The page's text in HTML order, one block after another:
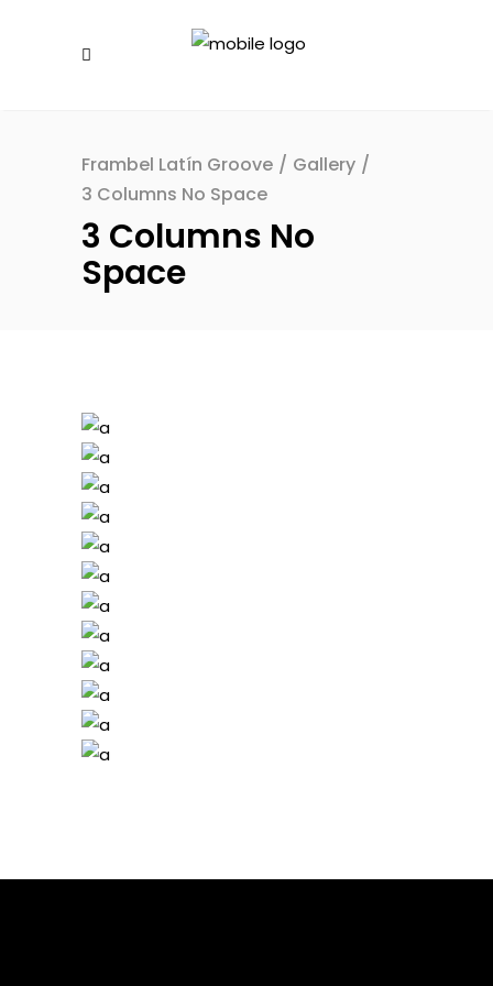
Frambel Latín Groove / Gallery /
3 Columns No Space
3 Columns No
Space